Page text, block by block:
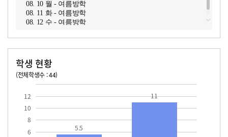
08. 10 월 - 여름방학
08. 11 화 - 여름방학
08. 12 수 - 여름방학
학생 현황
(전체학생수 : 44)
6
8
10
12
5.5
11